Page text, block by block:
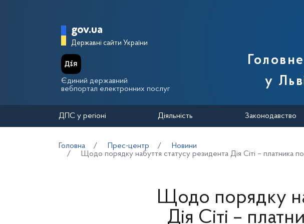
Головна сторінка Державної
gov.ua
Державні сайти України
Єдиний державний
вебпортал електронних послуг
у
ДПС у регіоні Діяльність Законодавство
Головна Прес-центр
Новини
Щодо порядку набуття статусу резидента Дія Сіті – платника
Щодо порядку
Дія Сіті –